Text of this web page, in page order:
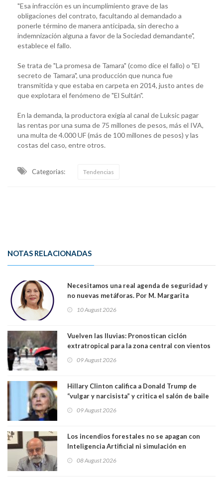
"Esa infracción es un incumplimiento grave de las
obligaciones del contrato, facultando al demandado a
ponerle término de manera anticipada, sin derecho a
indemnización alguna a favor de la Sociedad demandante",
establece el fallo.
Se trata de "La promesa de Tamara" (como dice el fallo) o "El
secreto de Tamara", una producción que nunca fue
transmitida y que estaba en carpeta en 2014, justo antes de
que explotara el fenómeno de "El Sultán".
En la demanda, la productora exigía al canal de Luksic pagar
las rentas por una suma de 75 millones de pesos, más el IVA,
una multa de 4.000 UF (más de 100 millones de pesos) y las
costas del caso, entre otros.
Categorias: Tendencias
NOTAS RELACIONADAS
Necesitamos una real agenda de seguridad y
no nuevas metáforas. Por M. Margarita
10 August 2026
Vuelven las lluvias: Pronostican ciclón
extratropical para la zona central con vientos
09 August 2026
Hillary Clinton califica a Donald Trump de
“vulgar y narcisista” y critica el salón de baile
casa. Y la está destruyendo”
09 August 2026
Los incendios forestales no se apagan con
Inteligencia Artificial ni simulación en
Magister en Asentamientos Humanos PUC
08 August 2026